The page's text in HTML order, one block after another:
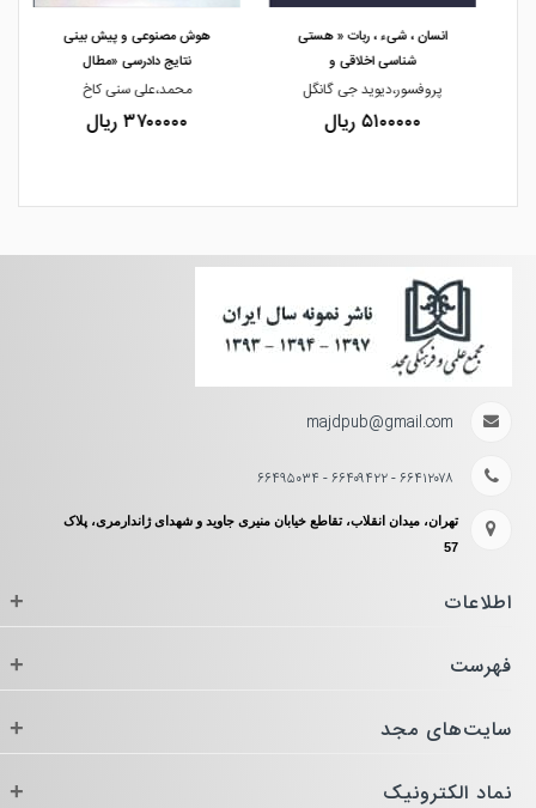
انسان ، شیء ، ربات « هستی
شناسی اخلاقی و
پروفسور،دیوید جی گانگل
۵۱۰۰۰۰۰ ریال
هوش مصنوعی و پیش بینی
نتایج دادرسی «مطال
محمد،علی سنی کاخ
۳۷۰۰۰۰۰ ریال
majdpub@gmail.com
۶۶۴۱۲۰۷۸ - ۶۶۴۰۹۴۲۲ - ۶۶۴۹۵۰۳۴
تهران، میدان انقلاب، تقاطع خیابان منیری جاوید و شهدای ژاندارمری، پلاک
57
اطلاعات +
فهرست +
سایت‌های مجد +
نماد الکترونیک +